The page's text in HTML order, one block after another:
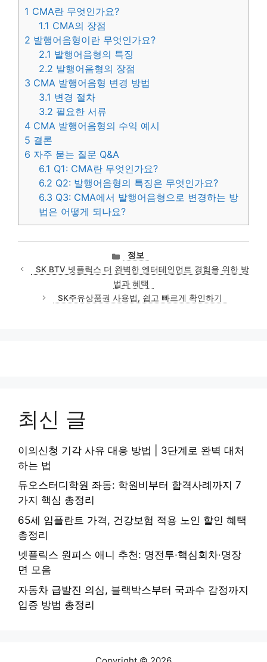
1 CMA란 무엇인가요?
1.1 CMA의 장점
2 발행어음형이란 무엇인가요?
2.1 발행어음형의 특징
2.2 발행어음형의 장점
3 CMA 발행어음형 변경 방법
3.1 변경 절차
3.2 필요한 서류
4 CMA 발행어음형의 수익 예시
5 결론
6 자주 묻는 질문 Q&A
6.1 Q1: CMA란 무엇인가요?
6.2 Q2: 발행어음형의 특징은 무엇인가요?
6.3 Q3: CMA에서 발행어음형으로 변경하는 방
법은 어떻게 되나요?
카
테
고
리
정보
SK BTV 넷플릭스 더 완벽한 엔터테인먼트 경험을 위한 방
법과 혜택
SK주유상품권 사용법, 쉽고 빠르게 확인하기
최신 글
이의신청 기각 사유 대응 방법 | 3단계로 완벽 대처
하는 법
듀오스터디학원 좌동: 학원비부터 합격사례까지 7
가지 핵심 총정리
65세 임플란트 가격, 건강보험 적용 노인 할인 혜택
총정리
넷플릭스 원피스 애니 추천: 명전투·핵심회차·명장
면 모음
자동차 급발진 의심, 블랙박스부터 국과수 감정까지
입증 방법 총정리